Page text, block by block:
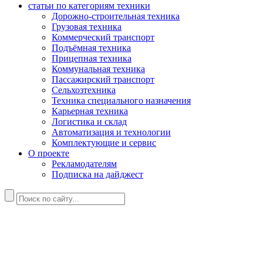
статьи по категориям техники
Дорожно-строительная техника
Грузовая техника
Коммерческий транспорт
Подъёмная техника
Прицепная техника
Коммунальная техника
Пассажирский транспорт
Сельхозтехника
Техника специального назначения
Карьерная техника
Логистика и склад
Автоматизация и технологии
Комплектующие и сервис
О проекте
Рекламодателям
Подписка на дайджест